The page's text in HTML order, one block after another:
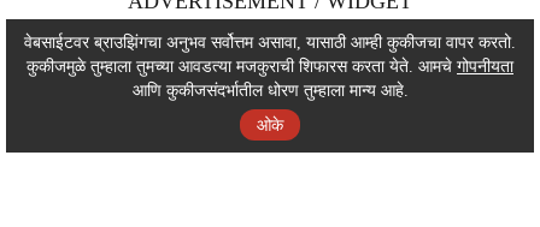
ADVERTISEMENT / WIDGET
ADVERTISEMENT / WIDGET
वेबसाईटवर ब्राउझिंगचा अनुभव सर्वोत्तम असावा, यासाठी आम्ही कुकीजचा वापर करतो.
कुकीजमुळे तुम्हाला तुमच्या आवडत्या मजकुराची शिफारस करता येते. आमचे गोपनीयता
आणि कुकीजसंदर्भातील धोरण तुम्हाला मान्य आहे.
ओके